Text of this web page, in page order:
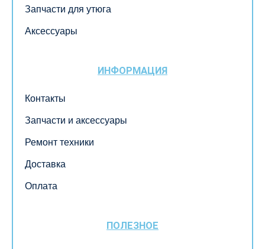
Запчасти для утюга
Аксессуары
ИНФОРМАЦИЯ
Контакты
Запчасти и аксессуары
Ремонт техники
Доставка
Оплата
ПОЛЕЗНОЕ